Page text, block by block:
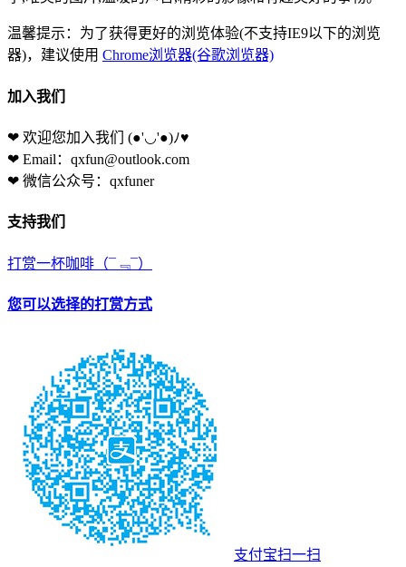
温馨提示：为了获得更好的浏览体验(不支持IE9以下的浏览
器)，建议使用 Chrome浏览器(谷歌浏览器)
加入我们
❤ 欢迎您加入我们 (●'◡'●)ﾉ♥
❤ Email：qxfun@outlook.com
❤ 微信公众号：qxfuner
支持我们
打赏一杯咖啡 （¯﹃¯）
您可以选择的打赏方式
支付宝扫一扫